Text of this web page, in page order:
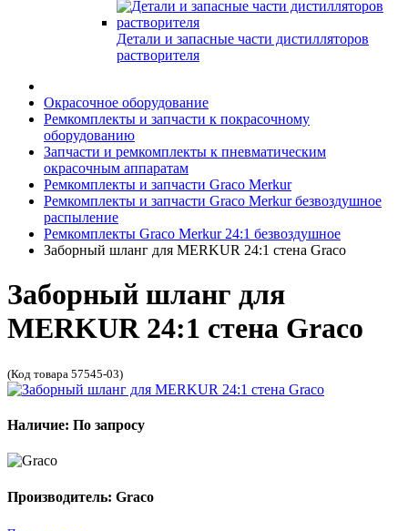
Детали и запасные части дистилляторов
растворителя
Окрасочное оборудование
Ремкомплекты и запчасти к покрасочному
оборудованию
Запчасти и ремкомплекты к пневматическим
окрасочным аппаратам
Ремкомплекты и запчасти Graco Merkur
Ремкомплекты и запчасти Graco Merkur безвоздушное
распыление
Ремкомплекты Graco Merkur 24:1 безвоздушное
Заборный шланг для MERKUR 24:1 стена Graco
Заборный шланг для
MERKUR 24:1 стена Graco
(Код товара 57545-03)
Наличие: По запросу
Производитель: Graco